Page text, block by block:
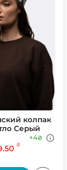
колпак
Серый
₴
+4₴